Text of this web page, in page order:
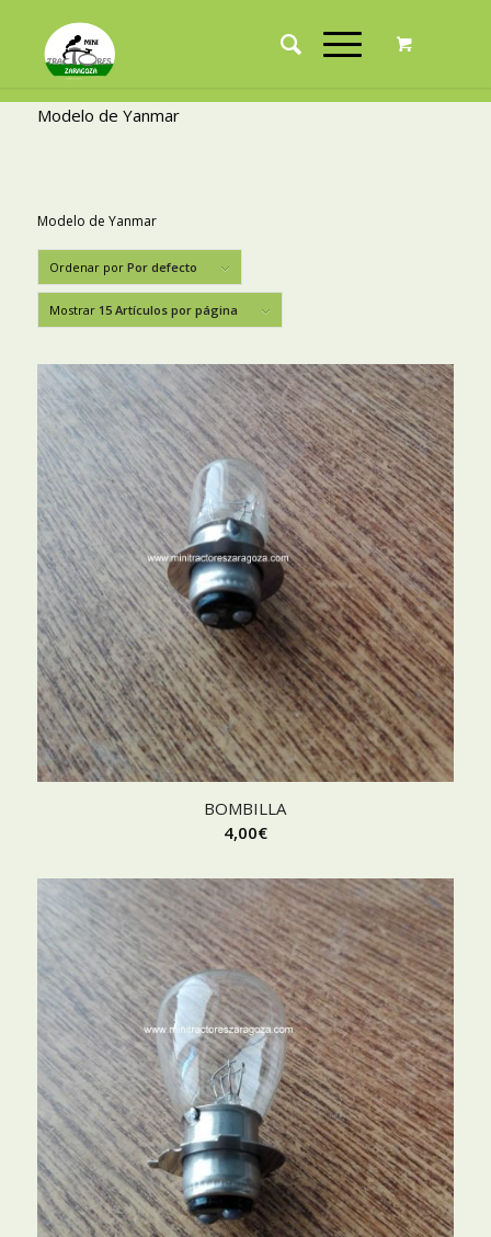
Modelo de Yanmar
Modelo de Yanmar
Ordenar por Por defecto
Mostrar 15 Artículos por página
BOMBILLA
4,00€